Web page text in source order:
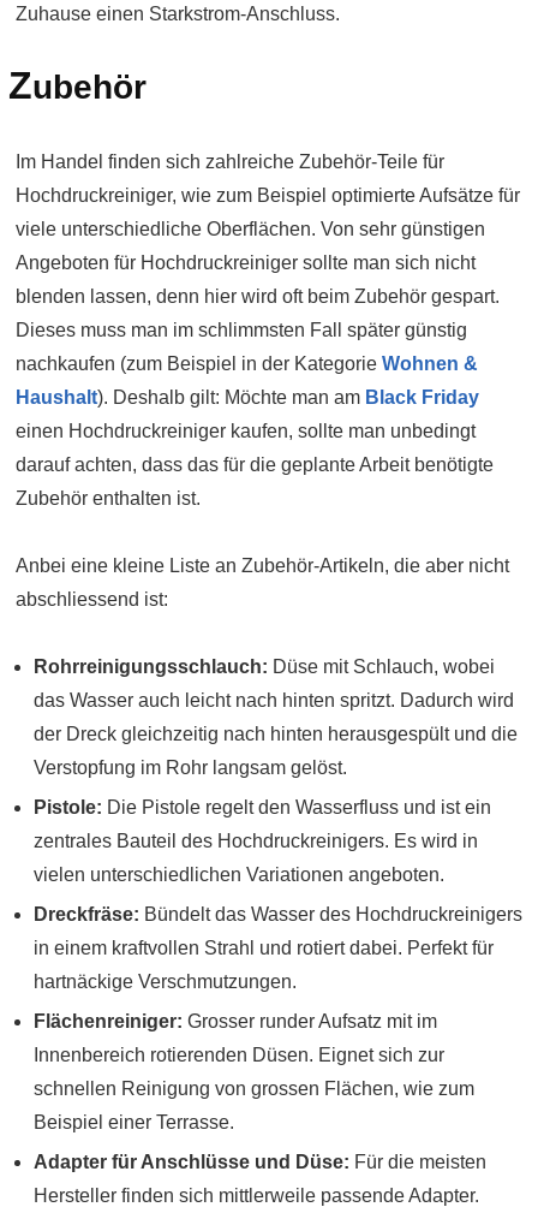
Zuhause einen Starkstrom-Anschluss.
Zubehör
Im Handel finden sich zahlreiche Zubehör-Teile für
Hochdruckreiniger, wie zum Beispiel optimierte Aufsätze für
viele unterschiedliche Oberflächen. Von sehr günstigen
Angeboten für Hochdruckreiniger sollte man sich nicht
blenden lassen, denn hier wird oft beim Zubehör gespart.
Dieses muss man im schlimmsten Fall später günstig
nachkaufen (zum Beispiel in der Kategorie Wohnen &
Haushalt). Deshalb gilt: Möchte man am Black Friday
einen Hochdruckreiniger kaufen, sollte man unbedingt
darauf achten, dass das für die geplante Arbeit benötigte
Zubehör enthalten ist.
Anbei eine kleine Liste an Zubehör-Artikeln, die aber nicht
abschliessend ist:
Rohrreinigungsschlauch: Düse mit Schlauch, wobei
das Wasser auch leicht nach hinten spritzt. Dadurch wird
der Dreck gleichzeitig nach hinten herausgespült und die
Verstopfung im Rohr langsam gelöst.
Pistole: Die Pistole regelt den Wasserfluss und ist ein
zentrales Bauteil des Hochdruckreinigers. Es wird in
vielen unterschiedlichen Variationen angeboten.
Dreckfräse: Bündelt das Wasser des Hochdruckreinigers
in einem kraftvollen Strahl und rotiert dabei. Perfekt für
hartnäckige Verschmutzungen.
Flächenreiniger: Grosser runder Aufsatz mit im
Innenbereich rotierenden Düsen. Eignet sich zur
schnellen Reinigung von grossen Flächen, wie zum
Beispiel einer Terrasse.
Adapter für Anschlüsse und Düse: Für die meisten
Hersteller finden sich mittlerweile passende Adapter.